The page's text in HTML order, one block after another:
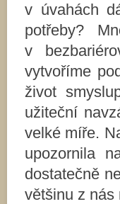
v úvahách
potřeby?
v
vytvoříme
život
užiteční
velké míře.
upozornila
dostatečně
většinu z nás